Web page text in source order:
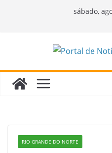
sábado,
RIO GRANDE DO NORTE